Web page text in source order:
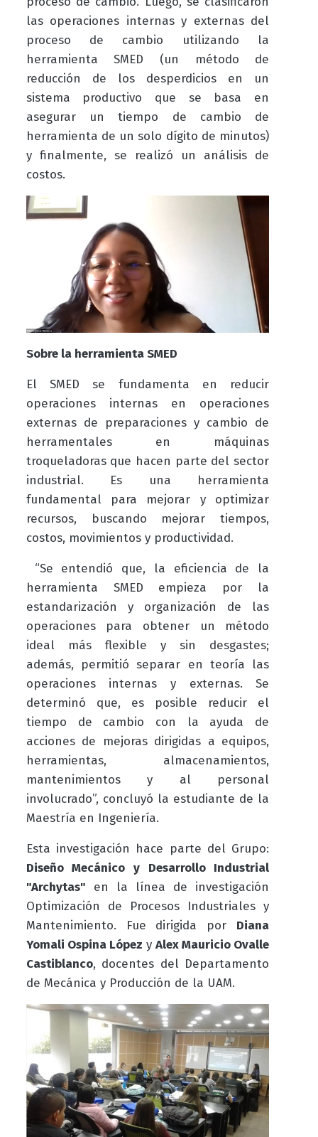
las operaciones internas y externas del
proceso de cambio utilizando la
herramienta SMED (un método de
reducción de los desperdicios en un
sistema productivo que se basa en
asegurar un tiempo de cambio de
herramienta de un solo dígito de minutos)
y finalmente, se realizó un análisis de
costos.
Sobre la herramienta SMED
El SMED se fundamenta en reducir
operaciones internas en operaciones
externas de preparaciones y cambio de
herramentales en máquinas
troqueladoras que hacen parte del sector
industrial. Es una herramienta
fundamental para mejorar y optimizar
recursos, buscando mejorar tiempos,
costos, movimientos y productividad.
“Se entendió que, la eficiencia de la
herramienta SMED empieza por la
estandarización y organización de las
operaciones para obtener un método
ideal más flexible y sin desgastes;
además, permitió separar en teoría las
operaciones internas y externas. Se
determinó que, es posible reducir el
tiempo de cambio con la ayuda de
acciones de mejoras dirigidas a equipos,
herramientas, almacenamientos,
mantenimientos y al personal
involucrado”, concluyó la estudiante de la
Maestría en Ingeniería.
Esta investigación hace parte del Grupo:
Diseño Mecánico y Desarrollo Industrial
"Archytas" en la línea de investigación
Optimización de Procesos Industriales y
Mantenimiento. Fue dirigida por Diana
Yomali Ospina López yAlex Mauricio Ovalle
Castiblanco, docentes del Departamento
de Mecánica y Producción de la UAM.